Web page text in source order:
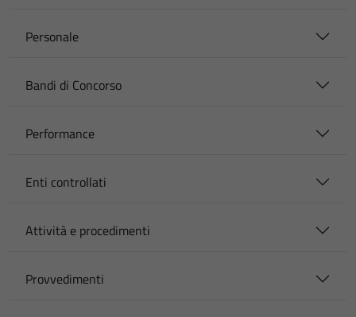
Personale
Bandi di Concorso
Performance
Enti controllati
Attività e procedimenti
Provvedimenti